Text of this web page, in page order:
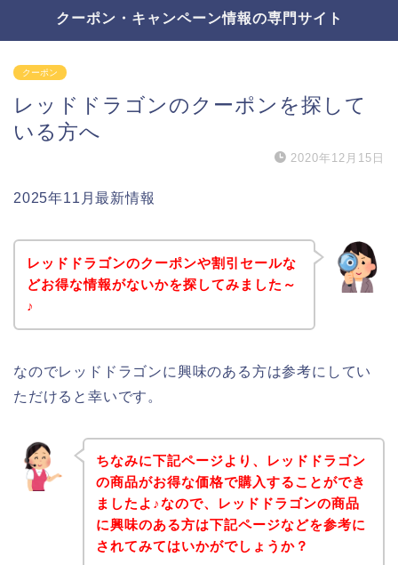
クーポン・キャンペーン情報の専門サイト
クーポン
レッドドラゴンのクーポンを探して
いる方へ
2020年12月15日
2025年11月最新情報
レッドドラゴンのクーポンや割引セールな
どお得な情報がないかを探してみました～
♪
なのでレッドドラゴンに興味のある方は参考にしてい
ただけると幸いです。
ちなみに下記ページより、レッドドラゴン
の商品がお得な価格で購入することができ
ましたよ♪なので、レッドドラゴンの商品
に興味のある方は下記ページなどを参考に
されてみてはいかがでしょうか？